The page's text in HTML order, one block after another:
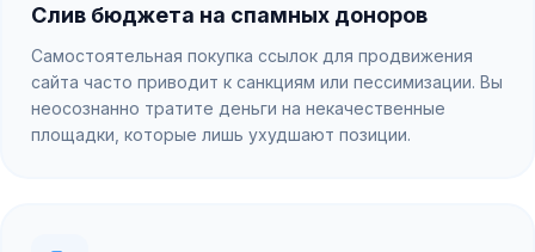
Слив бюджета на спамных доноров
Самостоятельная покупка ссылок для продвижения
сайта часто приводит к санкциям или пессимизации. Вы
неосознанно тратите деньги на некачественные
площадки, которые лишь ухудшают позиции.